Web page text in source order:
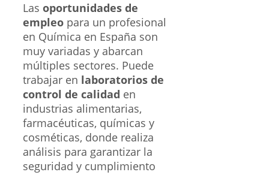
Las oportunidades de
empleo para un profesional
en Química en España son
muy variadas y abarcan
múltiples sectores. Puede
trabajar en laboratorios de
control de calidad en
industrias alimentarias,
farmacéuticas, químicas y
cosméticas, donde realiza
análisis para garantizar la
seguridad y cumplimiento